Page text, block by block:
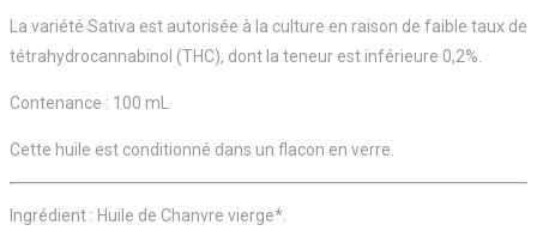
La variété Sativa est autorisée à la culture en raison de faible taux de
tétrahydrocannabinol (THC), dont la teneur est inférieure 0,2%.
Contenance : 100 mL
Cette huile est conditionné dans un flacon en verre.
Ingrédient : Huile de Chanvre vierge*.